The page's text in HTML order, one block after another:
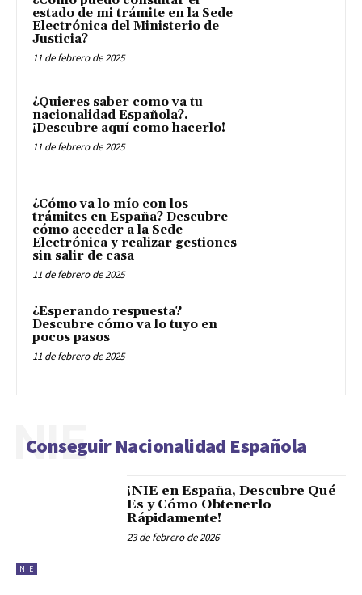
estado de mi trámite en la Sede
Electrónica del Ministerio de
Justicia?
11 de febrero de 2025
¿Quieres saber como va tu
nacionalidad Española?.
¡Descubre aquí como hacerlo!
11 de febrero de 2025
¿Cómo va lo mío con los
trámites en España? Descubre
cómo acceder a la Sede
Electrónica y realizar gestiones
sin salir de casa
11 de febrero de 2025
¿Esperando respuesta?
Descubre cómo va lo tuyo en
pocos pasos
11 de febrero de 2025
Conseguir Nacionalidad Española
NIE
NIE
¡NIE en España, Descubre Qué
Es y Cómo Obtenerlo
Rápidamente!
23 de febrero de 2026